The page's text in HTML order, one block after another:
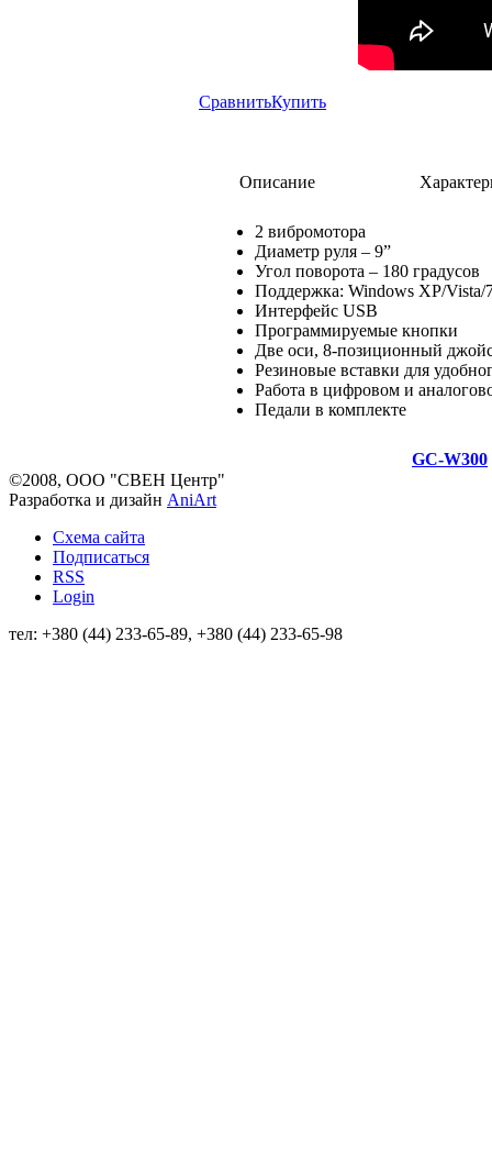
СравнитьКупить
Описание
2 вибромотора
Диаметр руля – 9”
Угол поворота – 180 градусов
Поддержка: Windows XP/Vista/
Интерфейс USB
Программируемые кнопки
Две оси, 8-позиционный
Резиновые вставки для
Работа в цифровом и
Педали в комплекте
GC-W300
©2008, ООО "СВЕН Центр"
Разработка и дизайн AniArt
Схема сайта
Подписаться
RSS
Login
тел: +380 (44) 233-65-89, +380 (44) 233-65-98